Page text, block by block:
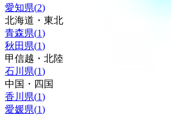
愛知県(2)
北海道・東北
青森県(1)
秋田県(1)
甲信越・北陸
石川県(1)
中国・四国
香川県(1)
愛媛県(1)